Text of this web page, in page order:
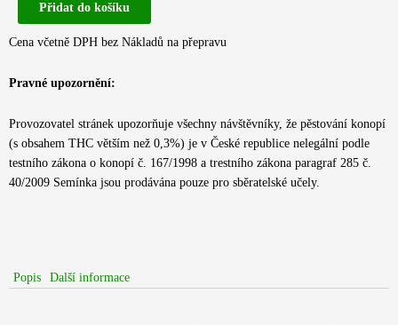
Tangerine
Sugar
|
semínka
množství
Přidat do košíku
Cena včetně DPH bez Nákladů na přepravu
Pravné upozornění:
Provozovatel stránek upozorňuje všechny návštěvníky, že pěstování konopí
(s obsahem THC větším než 0,3%) je v České republice nelegální podle
testního zákona o konopí č. 167/1998 a trestního zákona paragraf 285 č.
40/2009 Semínka jsou prodávána pouze pro sběratelské učely.
Popis Další informace